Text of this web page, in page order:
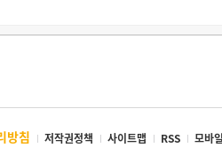
안 됩니다.
방침
저작권정책 사이트맵 RSS 모바